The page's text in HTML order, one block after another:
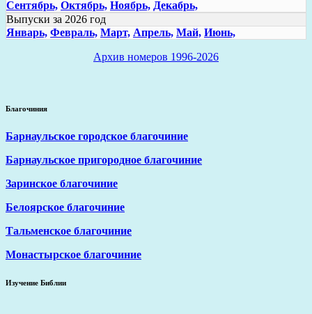
Сентябрь, Октябрь, Ноябрь, Декабрь,
Выпуски за 2026 год
Январь, Февраль, Март, Апрель, Май, Июнь,
Архив номеров 1996-2026
Благочиния
Барнаульское городское благочиние
Барнаульское пригородное благочиние
Заринское благочиние
Белоярское благочиние
Тальменское благочиние
Монастырское благочиние
Изучение Библии